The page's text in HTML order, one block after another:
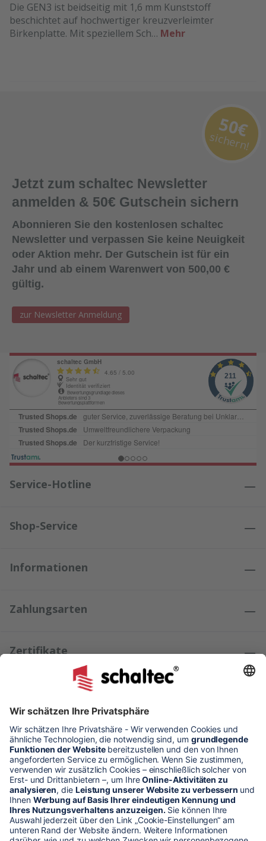
Die GEN3 ist beidseitig mit 1,6 mm Kunststoff
beschichtet auf hochwertiger kreuzverleimter
Birkenplatte. Mit speziellem Sch… Mehr
Jetzt zum schaltec Newsletter
anmelden & 50€ Gutschein sichern
Abonnieren Sie den kostenlosen schaltec
Newsletter und verpassen Sie keine Neuigkeit
oder Aktion mehr. Der Gutschein ist für ein
Jahr und ab einem Warenwert von 500,00 €
gültig.
zur Newsletter Anmeldung
50€
sichern!
Service-Hotline
Shop-Service
Informationen
Zahlungsarten
Zertifikate
Kundenmeinungen
* Alle Preise verstehen sich zzgl. Mehrwertsteuer und Versandkosten